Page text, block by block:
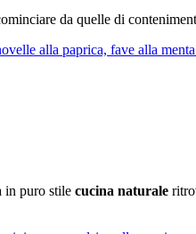
da quelle di
alla paprica, fave alla
in puro stile cucina naturale